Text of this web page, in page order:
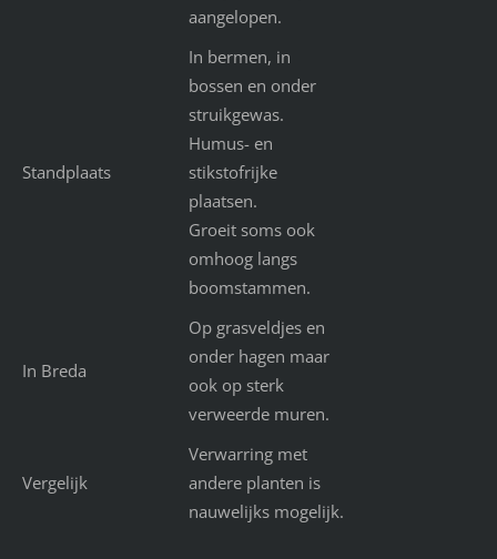
aangelopen.
Standplaats
In bermen, in
bossen en onder
struikgewas.
Humus- en
stikstofrijke
plaatsen.
Groeit soms ook
omhoog langs
boomstammen.
In Breda
Op grasveldjes en
onder hagen maar
ook op sterk
verweerde muren.
Vergelijk
Verwarring met
andere planten is
nauwelijks mogelijk.